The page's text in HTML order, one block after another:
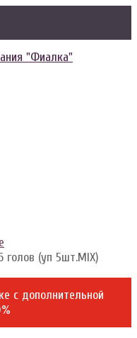
голов (уп 5шт.MIX)
c дополнительной